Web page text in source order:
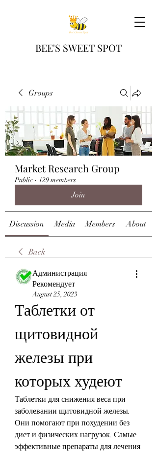
BEE'S SWEET SPOT
Groups
Market Research Group
Public · 129 members
Join
Discussion Media Members About
Back
Администрация
Рекомендует
August 25, 2023
Таблетки от
щитовидной
железы при
которых худеют
Таблетки для снижения веса при
заболевании щитовидной железы.
Они помогают при похудении без
диет и физических нагрузок. Самые
эффективные препараты для лечения